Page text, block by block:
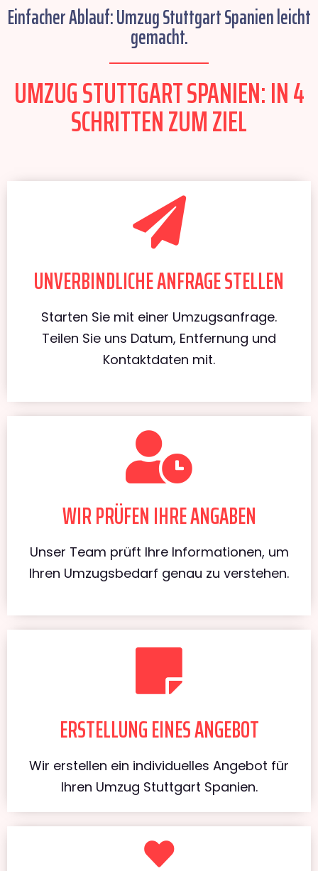
Einfacher Ablauf: Umzug Stuttgart Spanien leicht
gemacht.
UMZUG STUTTGART SPANIEN: IN 4
SCHRITTEN ZUM ZIEL
UNVERBINDLICHE ANFRAGE STELLEN
Starten Sie mit einer Umzugsanfrage.
Teilen Sie uns Datum, Entfernung und
Kontaktdaten mit.
WIR PRÜFEN IHRE ANGABEN
Unser Team prüft Ihre Informationen, um
Ihren Umzugsbedarf genau zu verstehen.
ERSTELLUNG EINES ANGEBOT
Wir erstellen ein individuelles Angebot für
Ihren Umzug Stuttgart Spanien.